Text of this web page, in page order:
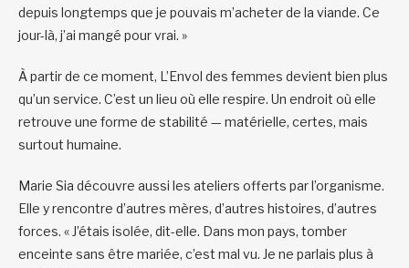
depuis longtemps que je pouvais m’acheter de la viande. Ce
jour-là, j’ai mangé pour vrai. »
À partir de ce moment, L’Envol des femmes devient bien plus
qu’un service. C’est un lieu où elle respire. Un endroit où elle
retrouve une forme de stabilité — matérielle, certes, mais
surtout humaine.
Marie Sia découvre aussi les ateliers offerts par l’organisme.
Elle y rencontre d’autres mères, d’autres histoires, d’autres
forces. « J’étais isolée, dit-elle. Dans mon pays, tomber
enceinte sans être mariée, c’est mal vu. Je ne parlais plus à